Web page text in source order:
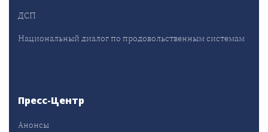
ДСП
Национальный диалог по продовольственным системам
Пресс-Центр
Анонсы